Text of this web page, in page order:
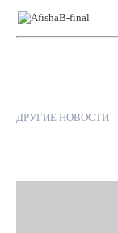
ДРУГИЕ НОВОСТИ